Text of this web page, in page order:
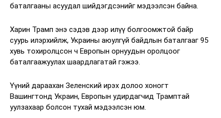
баталгааны асуудал шийдэгдсэнийг мэдээлсэн байна.
Харин Трамп энэ сэдэв дээр илүү болгоомжтой байр
суурь илэрхийлж, Украины аюулгүй байдлын баталгааг 95
хувь тохиролцсон ч Европын орнуудын оролцоог
баталгаажуулах шаардлагатай гэжээ.
Үүний дараахан Зеленский ирэх долоо хоногт
Вашингтонд Украин, Европын удирдагчид Трамптай
уулзахаар болсон тухай мэдээлсэн юм.